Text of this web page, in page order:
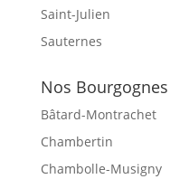
Saint-Julien
Sauternes
Nos Bourgognes
Bâtard-Montrachet
Chambertin
Chambolle-Musigny